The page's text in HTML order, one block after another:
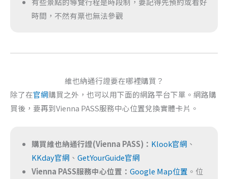
時間，不然有票也無法參觀
維也納通行證要在哪裡購買？
除了在官網購買之外，也可以用下面的網路平台下單。網路購
買後，要再到Vienna PASS服務中心位置兌換實體卡片。
購買維也納通行證(Vienna PASS)： Klook官網 、
KKday官網 、 GetYourGuide官網
Vienna PASS服務中心位置： Google Map位置 。位